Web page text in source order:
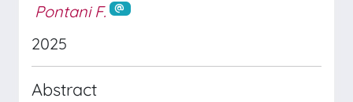
Pontani F.
2025
Abstract